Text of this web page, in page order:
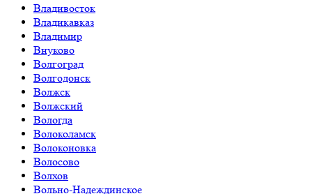
Владивосток
Владикавказ
Владимир
Внуково
Волгоград
Волгодонск
Волжск
Волжский
Вологда
Волоколамск
Волоконовка
Волосово
Волхов
Вольно-Надеждинское